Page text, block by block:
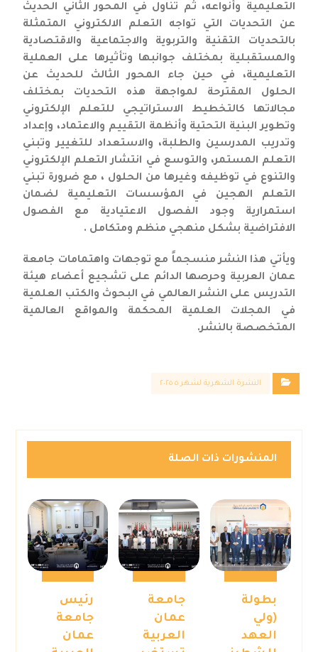
التعليمية وأنواعه، ثم تناول في المحور الثاني الحديث
عن التحديات التي تواجه التعلم الالكتروني المتمثلة
بالتحديات التقنية والتربوية والاجتماعية والاقتصادية
والمستقبلية بمختلف جوانبها وتأثيرها على العملية
التعليمية، في حين جاء المحور الثالث للحديث عن
الحلول المقترحة لمواجهة هذه التحديات بمختلف
مجالاتها كالتخطيط الاستراتيجي للتعلم الإلكتروني
وتطوير البنية التحتية وأنظمة التقييم والاعتماد، وإعداد
وتدريب المدرسين والطلبة، والاستعداد للتغيير وتبني
التعلم المستمر، والتوسع في انتشار التعلم الإلكتروني
والتنوع في توظيفه وغيرها من الحلول ، مع ضرورة تبني
التعلم الهجين في المؤسسات التعليمية لضمان
استمرارية وجود الفصول الاعتيادية مع الفصول
الافتراضية بشكل منهجي منظم ومتكامل .
ويأتي هذا النشر منسجماً مع توجهات واهتمامات جامعة
عمان العربية وحرصها الدائم على تشجيع أعضاء هيئة
التدريس على النشر العالمي في البحوث والكتب العلمية
في المجلات العلمية المحكمة والمواقع العالمية
المتخصصة بالنشر.
النشرة الشهرية لشهر ٥ ٢٠٢٥
المنشورات ذات الصلة
بطولة
(ولي
العهد
جامعة
عمان
العربية
رئيس
جامعة
عمان